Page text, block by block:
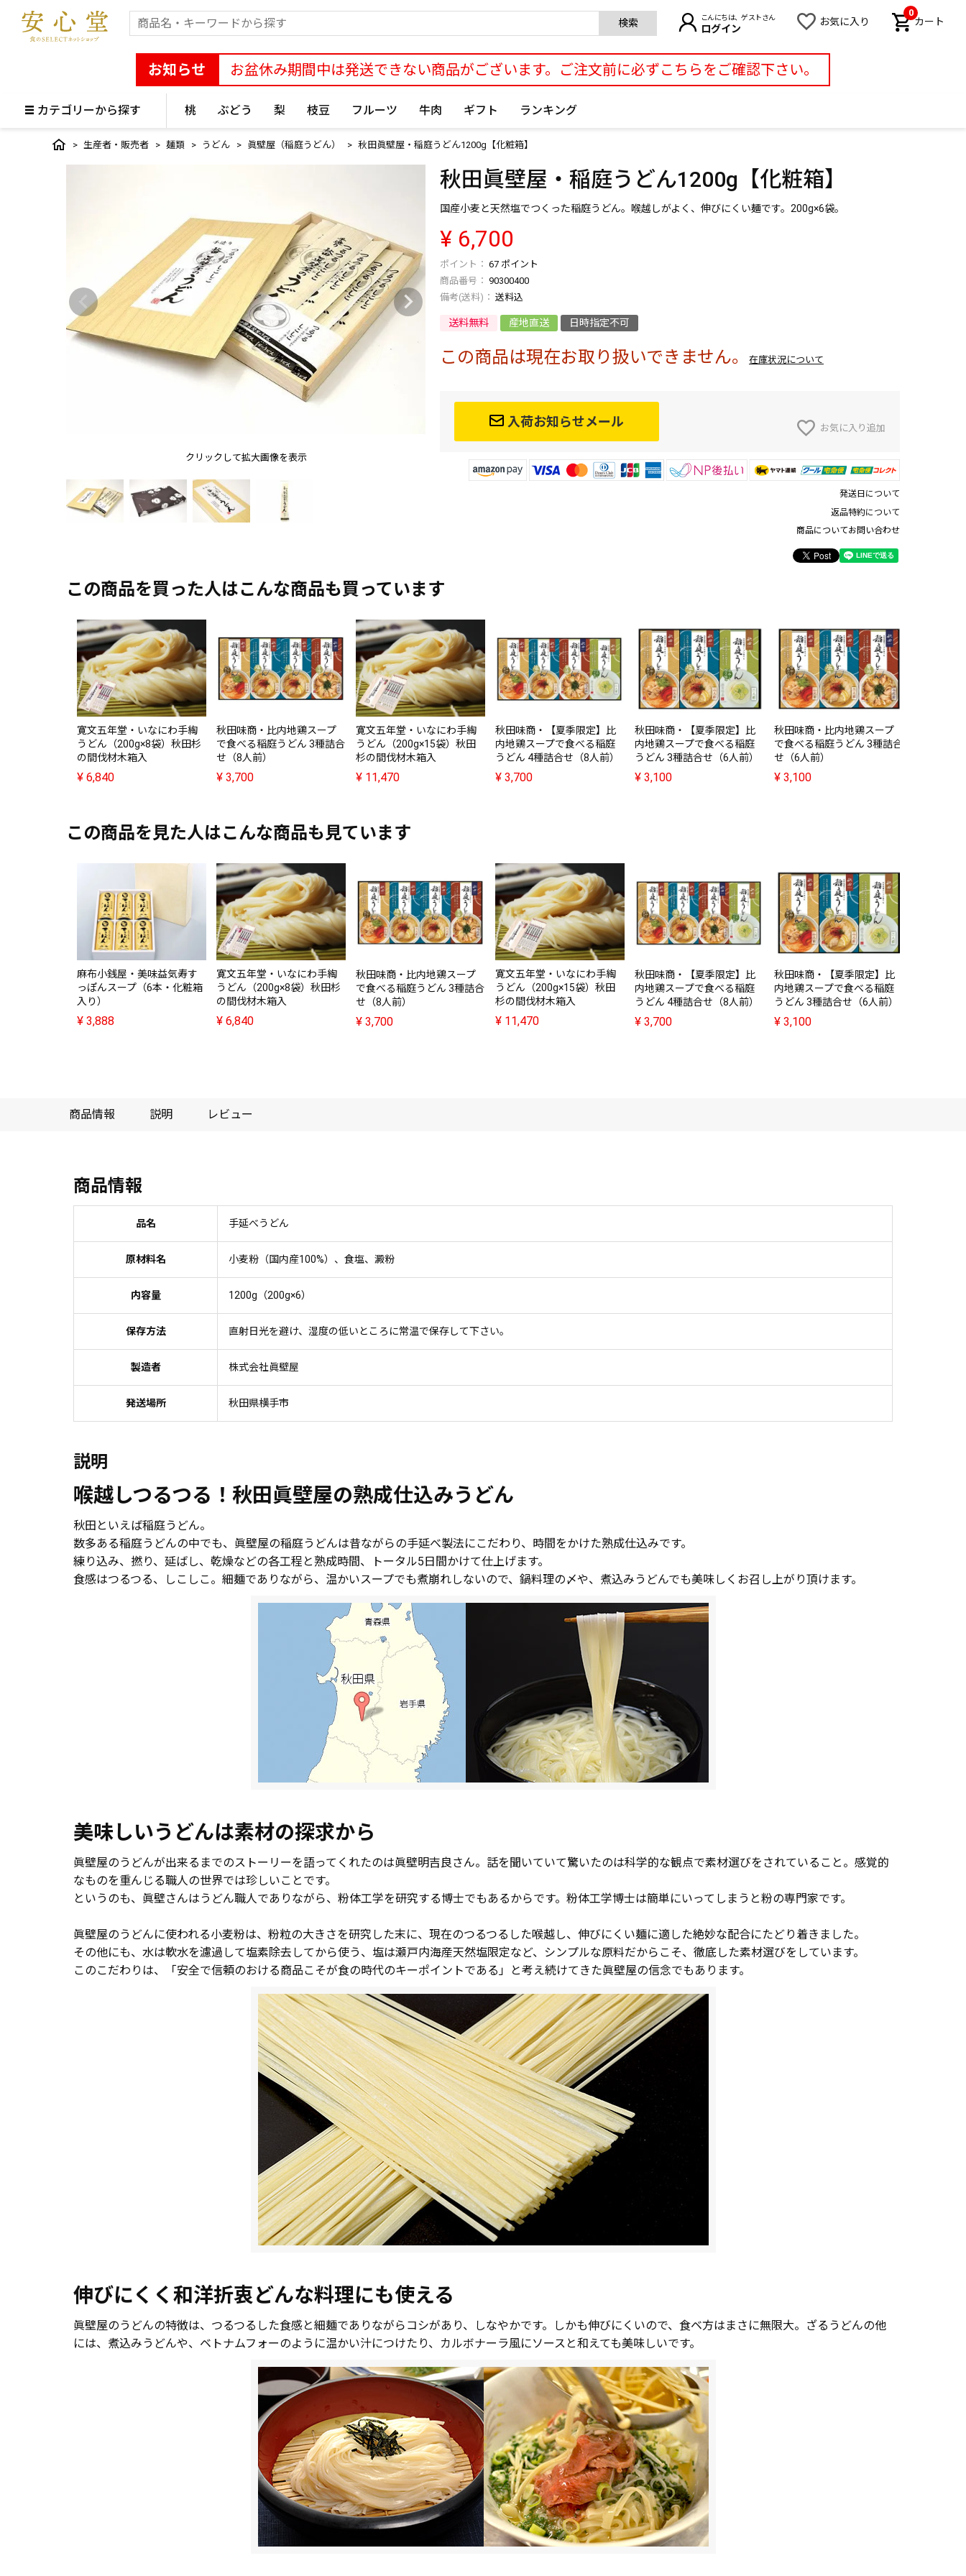
検索 こんにちは、ゲストさん
ログイン
お気に入り カート
0
お知らせ お盆休み期間中は発送できない商品がございます。ご注文前に必ずこちらをご確認下さい。
カテゴリーから探す 桃 ぶどう 梨 枝豆 フルーツ 牛肉 ギフト ランキング
生産者・販売者 麺類 うどん 眞壁屋（稲庭うどん） 秋田眞壁屋・稲庭うどん1200g【化粧箱】
クリックして拡大画像を表示
秋田眞壁屋・稲庭うどん1200g【化粧箱】
国産小麦と天然塩でつくった稲庭うどん。喉越しがよく、伸びにくい麺です。200g×6袋。
¥ 6,700
67 ポイント
商品番号
90300400
送料込
送料無料 産地直送 日時指定不可
この商品は現在お取り扱いできません。 在庫状況について
お気に入り追加
入荷お知らせメール
発送日について
返品特約について
商品についてお問い合わせ
この商品を買った人はこんな商品も買っています
寛文五年堂・いなにわ手綯
うどん（200g×8袋）秋田杉
の間伐材木箱入
¥ 6,840
秋田味商・比内地鶏スープ
で食べる稲庭うどん 3種詰合
せ（8人前）
¥ 3,700
寛文五年堂・いなにわ手綯
うどん（200g×15袋）秋田
杉の間伐材木箱入
¥ 11,470
秋田味商・【夏季限定】比
内地鶏スープで食べる稲庭
うどん 4種詰合せ（8人前）
¥ 3,700
秋田味商・【夏季限定】比
内地鶏スープで食べる稲庭
うどん 3種詰合せ（6人前）
¥ 3,100
秋田味商・比内地鶏スープ
で食べる稲庭うどん 3種詰合
せ（6人前）
¥ 3,100
この商品を見た人はこんな商品も見ています
麻布小銭屋・美味益気寿す
っぽんスープ（6本・化粧箱
入り）
¥ 3,888
寛文五年堂・いなにわ手綯
うどん（200g×8袋）秋田杉
の間伐材木箱入
¥ 6,840
秋田味商・比内地鶏スープ
で食べる稲庭うどん 3種詰合
せ（8人前）
¥ 3,700
寛文五年堂・いなにわ手綯
うどん（200g×15袋）秋田
杉の間伐材木箱入
¥ 11,470
秋田味商・【夏季限定】比
内地鶏スープで食べる稲庭
うどん 4種詰合せ（8人前）
¥ 3,700
秋田味商・【夏季限定】比
内地鶏スープで食べる稲庭
うどん 3種詰合せ（6人前）
¥ 3,100
商品情報 説明 レビュー
商品情報
品名 手延べうどん
原材料名 小麦粉（国内産100%）、食塩、澱粉
内容量 1200g（200g×6）
保存方法 直射日光を避け、湿度の低いところに常温で保存して下さい。
製造者 株式会社眞壁屋
発送場所 秋田県横手市
説明
喉越しつるつる！秋田眞壁屋の熟成仕込みうどん
秋田といえば稲庭うどん。
数多ある稲庭うどんの中でも、眞壁屋の稲庭うどんは昔ながらの手延べ製法にこだわり、時間をかけた熟成仕込みです。
練り込み、撚り、延ばし、乾燥などの各工程と熟成時間、トータル5日間かけて仕上げます。
食感はつるつる、しこしこ。細麺でありながら、温かいスープでも煮崩れしないので、鍋料理の〆や、煮込みうどんでも美味しくお召し上がり頂けます。
美味しいうどんは素材の探求から
眞壁屋のうどんが出来るまでのストーリーを語ってくれたのは眞壁明吉良さん。話を聞いていて驚いたのは科学的な観点で素材選びをされていること。感覚的
なものを重んじる職人の世界では珍しいことです。
というのも、眞壁さんはうどん職人でありながら、粉体工学を研究する博士でもあるからです。粉体工学博士は簡単にいってしまうと粉の専門家です。
眞壁屋のうどんに使われる小麦粉は、粉粒の大きさを研究した末に、現在のつるつるした喉越し、伸びにくい麺に適した絶妙な配合にたどり着きました。
その他にも、水は軟水を濾過して塩素除去してから使う、塩は瀬戸内海産天然塩限定など、シンプルな原料だからこそ、徹底した素材選びをしています。
このこだわりは、「安全で信頼のおける商品こそが食の時代のキーポイントである」と考え続けてきた眞壁屋の信念でもあります。
伸びにくく和洋折衷どんな料理にも使える
眞壁屋のうどんの特徴は、つるつるした食感と細麺でありながらコシがあり、しなやかです。しかも伸びにくいので、食ベ方はまさに無限大。ざるうどんの他
には、煮込みうどんや、ベトナムフォーのように温かい汁につけたり、カルボナーラ風にソースと和えても美味しいです。